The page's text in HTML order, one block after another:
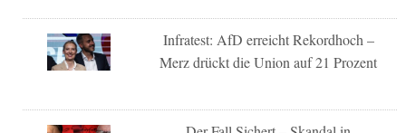
Infratest: AfD erreicht Rekordhoch –
Merz drückt die Union auf 21 Prozent